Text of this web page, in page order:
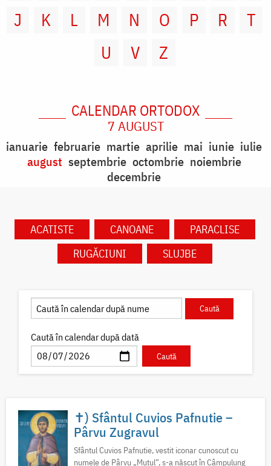
J
K L M N O P R
T
U
V Z
CALENDAR ORTODOX
7 AUGUST
ianuarie februarie martie aprilie mai iunie iulie
august septembrie octombrie noiembrie
decembrie
ACATISTE CANOANE
PARACLISE
RUGĂCIUNI
SLUJBE
Caută în calendar după dată
✝) Sfântul Cuvios Pafnutie –
Pârvu Zugravul
Sfântul Cuvios Pafnutie, vestit iconar cunoscut cu
numele de Pârvu „Mutul”, s-a născut în Câmpulung